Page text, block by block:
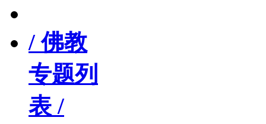
/ 佛教
专题列
表 /